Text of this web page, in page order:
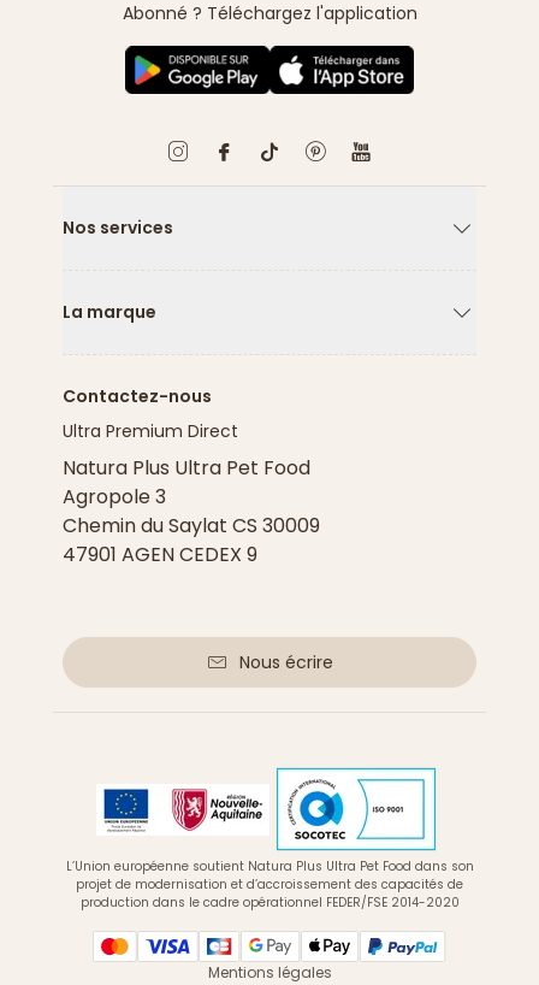
Abonné ? Téléchargez l'application
Nos services
La marque
Contactez-nous
Ultra Premium Direct
Natura Plus Ultra Pet Food
Agropole 3
Chemin du Saylat CS 30009
47901 AGEN CEDEX 9
Nous écrire
L’Union européenne soutient Natura Plus Ultra Pet Food dans son
projet de modernisation et d’accroissement des capacités de
production dans le cadre opérationnel FEDER/FSE 2014-2020
Mentions légales